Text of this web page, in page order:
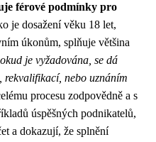
férové podmínky pro
je dosažení věku 18 let,
úkonům, splňuje většina
je vyžadována, se dá
rekvalifikací, nebo uznáním
procesu zodpovědně a s
úspěšných podnikatelů,
a dokazují, že splnění